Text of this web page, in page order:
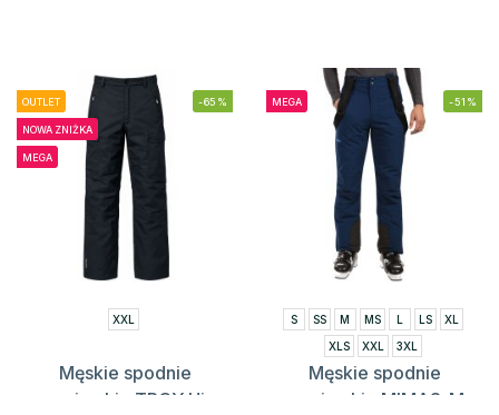
OUTLET
NOWA ZNIŻKA
MEGA
-65%
XXL
Męskie spodnie
narciarskie TROY Hi-
MEGA -51%
S SS M MS L LS
XL
XLS
XXL 3XL
Męskie spodnie
narciarskie MIMAS-M